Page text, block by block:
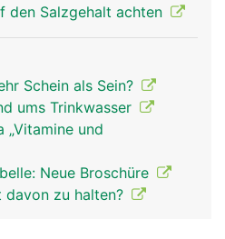
den Salzgehalt achten
Schein als Sein?
ums Trinkwasser
„Vitamine und
Neue Broschüre
davon zu halten?